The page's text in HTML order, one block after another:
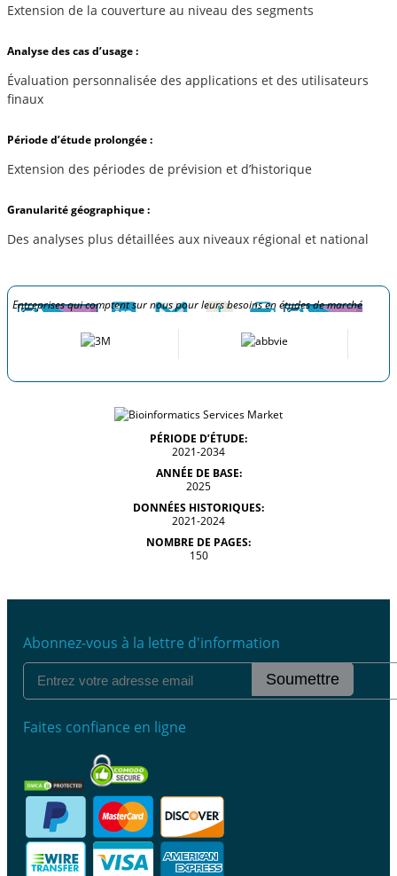
Extension de la couverture au niveau des segments
Analyse des cas d’usage :
Évaluation personnalisée des applications et des utilisateurs
finaux
Période d’étude prolongée :
Extension des périodes de prévision et d’historique
Granularité géographique :
Des analyses plus détaillées aux niveaux régional et national
Entreprises qui comptent sur nous pour leurs besoins en études de marché
PÉRIODE D’ÉTUDE:
2021-2034
ANNÉE DE BASE:
2025
DONNÉES HISTORIQUES:
2021-2024
NOMBRE DE PAGES:
150
Abonnez-vous à la lettre d'information
Soumettre
Faites confiance en ligne